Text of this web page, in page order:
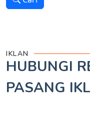
IKLAN
HUBUNGI
PASANG